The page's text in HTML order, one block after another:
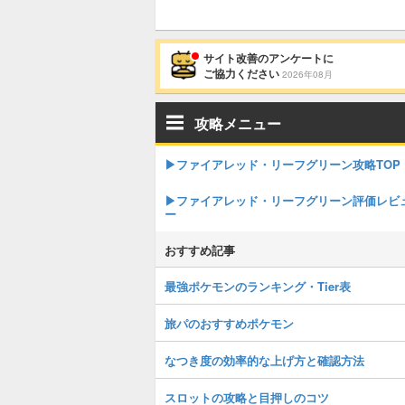
サイト改善のアンケートに
ご協力ください 2026年08月
攻略メニュー
▶︎ファイアレッド・リーフグリーン攻略TOP
▶︎ファイアレッド・リーフグリーン評価レビ
ー
おすすめ記事
最強ポケモンのランキング・Tier表
旅パのおすすめポケモン
なつき度の効率的な上げ方と確認方法
スロットの攻略と目押しのコツ